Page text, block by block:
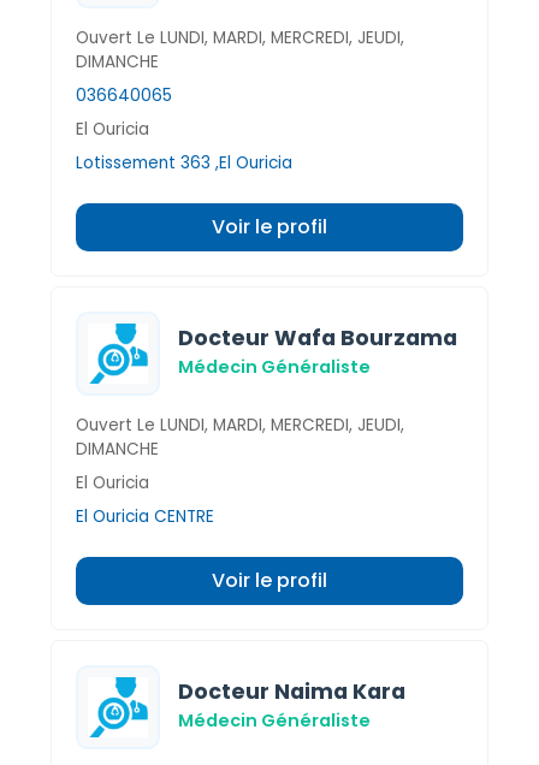
Ouvert Le LUNDI, MARDI, MERCREDI, JEUDI,
DIMANCHE
036640065
El Ouricia
Lotissement 363 ,El Ouricia
Voir le profil
Docteur Wafa Bourzama
Médecin Généraliste
Ouvert Le LUNDI, MARDI, MERCREDI, JEUDI,
DIMANCHE
El Ouricia
El Ouricia CENTRE
Voir le profil
Docteur Naima Kara
Médecin Généraliste